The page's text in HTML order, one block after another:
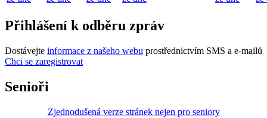
Přihlášení k odběru zpráv
Dostávejte informace z našeho webu prostřednictvím SMS a e-mailů
Chci se zaregistrovat
Senioři
Zjednodušená verze stránek nejen pro seniory